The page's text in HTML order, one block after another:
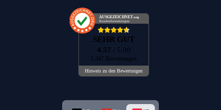
AUSGEZEICHNET .org
Kundenbewertungen
SEHR GUT
4.57 / 5.00
5.347 Bewertungen
Hinweis zu den Bewertungen